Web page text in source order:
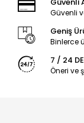
Güvenli
Geniş
Binlerce
7 / 24
Öneri ve